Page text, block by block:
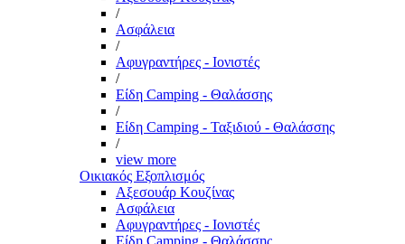
/
Ασφάλεια
/
Αφυγραντήρες - Ιονιστές
/
Είδη Camping - Θαλάσσης
/
Είδη Camping - Ταξιδιού - Θαλάσσης
/
view more
Οικιακός Εξοπλισμός
Αξεσουάρ Κουζίνας
Ασφάλεια
Αφυγραντήρες - Ιονιστές
Είδη Camping - Θαλάσσης